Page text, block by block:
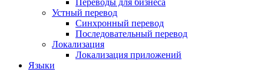
Переводы для бизнеса
Устный перевод
Синхронный перевод
Последовательный перевод
Локализация
Локализация приложений
Языки